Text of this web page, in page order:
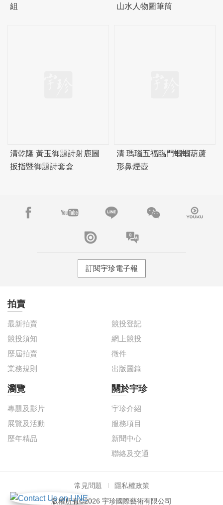
組
山水人物圖筆筒
清乾隆 黃玉御題詩射鹿圖
扳指暨御題詩套盒
清 瑪瑙五福臨門蟈蟈葫蘆
形鼻煙壺
訂閱宇珍電子報
拍賣
最新拍賣
競投登記
競投須知
網上競投
歷屆拍賣
徵件
業務規則
出版圖錄
瀏覽
專題及影片
展覽及活動
歷年精品
關於宇珍
宇珍介紹
服務項目
新聞中心
聯絡及交通
常見問題
隱私權政策
版權所有©2026 宇珍國際藝術有限公司